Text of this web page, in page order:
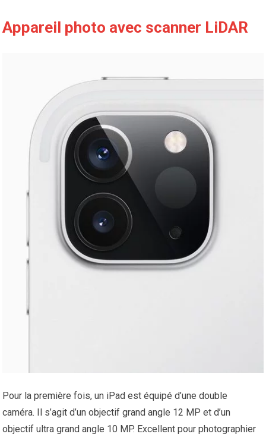
Appareil photo avec scanner LiDAR
Pour la première fois, un iPad est équipé d’une double
caméra. Il s’agit d’un objectif grand angle 12 MP et d’un
objectif ultra grand angle 10 MP. Excellent pour photographier